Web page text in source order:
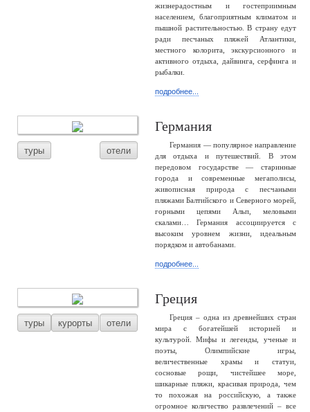
жизнерадостным и гостеприимным
населением, благоприятным климатом и
пышной растительностью. В страну едут
ради песчаных пляжей Атлантики,
местного колорита, экскурсионного и
активного отдыха, дайвинга, серфинга и
рыбалки.
подробнее...
туры отели
Германия
Германия — популярное направление
для отдыха и путешествий. В этом
передовом государстве — старинные
города и современные мегаполисы,
живописная природа с песчаными
пляжами Балтийского и Северного морей,
горными цепями Альп, меловыми
скалами… Германия ассоциируется с
высоким уровнем жизни, идеальным
порядком и автобанами.
подробнее...
туры курорты отели
Греция
Греция – одна из древнейших стран
мира с богатейшей историей и
культурой. Мифы и легенды, ученые и
поэты, Олимпийские игры,
величественные храмы и статуи,
сосновые рощи, чистейшее море,
шикарные пляжи, красивая природа, чем
то похожая на российскую, а также
огромное количество развлечений – все